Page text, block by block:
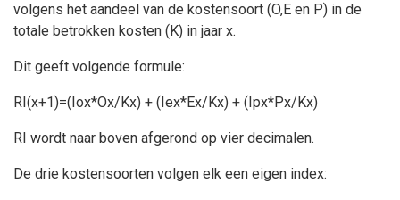
volgens het aandeel van de kostensoort (O,E en P) in de
totale betrokken kosten (K) in jaar x.
Dit geeft volgende formule:
RI(x+1)=(Iox*Ox/Kx) + (Iex*Ex/Kx) + (Ipx*Px/Kx)
RI wordt naar boven afgerond op vier decimalen.
De drie kostensoorten volgen elk een eigen index: